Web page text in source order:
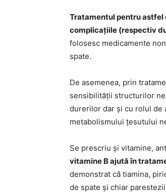
Tratamentul pentru astfel
complicațiile (respectiv
folosesc medicamente
spate.
De asemenea, prin
sensibilității structurilor
durerilor dar și cu rolul de
metabolismului țesutului
Se prescriu și vitamine,
vitamine B ajută în
demonstrat că tiamina,
de spate și chiar